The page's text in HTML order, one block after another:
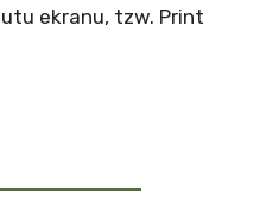
ekranu, tzw. Print